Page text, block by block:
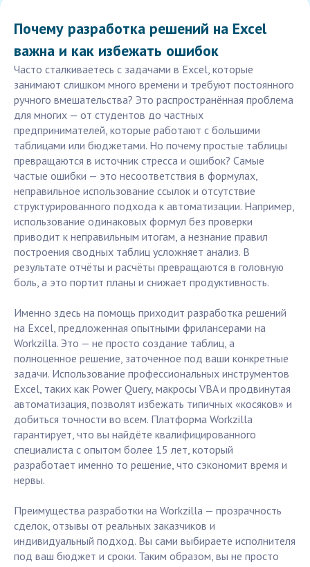
Почему разработка решений на Excel
важна и как избежать ошибок
Часто сталкиваетесь с задачами в Excel, которые
занимают слишком много времени и требуют постоянного
ручного вмешательства? Это распространённая проблема
для многих — от студентов до частных
предпринимателей, которые работают с большими
таблицами или бюджетами. Но почему простые таблицы
превращаются в источник стресса и ошибок? Самые
частые ошибки — это несоответствия в формулах,
неправильное использование ссылок и отсутствие
структурированного подхода к автоматизации. Например,
использование одинаковых формул без проверки
приводит к неправильным итогам, а незнание правил
построения сводных таблиц усложняет анализ. В
результате отчёты и расчёты превращаются в головную
боль, а это портит планы и снижает продуктивность.
Именно здесь на помощь приходит разработка решений
на Excel, предложенная опытными фрилансерами на
Workzilla. Это — не просто создание таблиц, а
полноценное решение, заточенное под ваши конкретные
задачи. Использование профессиональных инструментов
Excel, таких как Power Query, макросы VBA и продвинутая
автоматизация, позволят избежать типичных «косяков» и
добиться точности во всем. Платформа Workzilla
гарантирует, что вы найдёте квалифицированного
специалиста с опытом более 15 лет, который
разработает именно то решение, что сэкономит время и
нервы.
Преимущества разработки на Workzilla — прозрачность
сделок, отзывы от реальных заказчиков и
индивидуальный подход. Вы сами выбираете исполнителя
под ваш бюджет и сроки. Таким образом, вы не просто